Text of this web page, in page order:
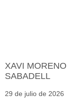
XAVI
SABADELL
29 de julio de 2026